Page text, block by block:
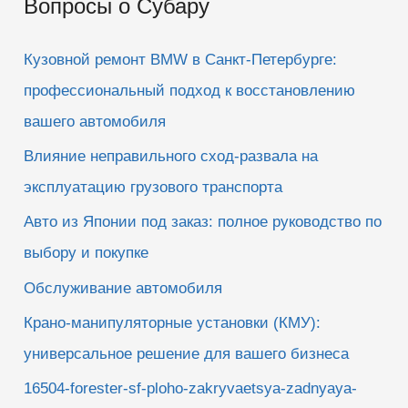
с
Вопросы о Субару
Кузовной ремонт BMW в Санкт-Петербурге:
профессиональный подход к восстановлению
вашего автомобиля
Влияние неправильного сход-развала на
эксплуатацию грузового транспорта
Авто из Японии под заказ: полное руководство по
выбору и покупке
Обслуживание автомобиля
Крано-манипуляторные установки (КМУ):
универсальное решение для вашего бизнеса
16504-forester-sf-ploho-zakryvaetsya-zadnyaya-